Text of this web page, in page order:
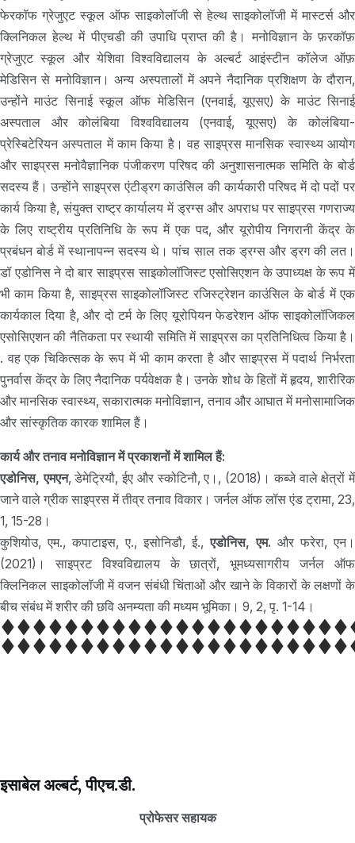
फेरकॉफ ग्रेजुएट स्कूल ऑफ साइकोलॉजी से हेल्थ साइकोलॉजी में मास्टर्स और
क्लिनिकल हेल्थ में पीएचडी की उपाधि प्राप्त की है। मनोविज्ञान के फ़रकॉफ़
ग्रेजुएट स्कूल और येशिवा विश्वविद्यालय के अल्बर्ट आइंस्टीन कॉलेज ऑफ़
मेडिसिन से मनोविज्ञान। अन्य अस्पतालों में अपने नैदानिक प्रशिक्षण के दौरान,
उन्होंने माउंट सिनाई स्कूल ऑफ मेडिसिन (एनवाई, यूएसए) के माउंट सिनाई
अस्पताल और कोलंबिया विश्वविद्यालय (एनवाई, यूएसए) के कोलंबिया-
प्रेस्बिटेरियन अस्पताल में काम किया है। वह साइप्रस मानसिक स्वास्थ्य आयोग
और साइप्रस मनोवैज्ञानिक पंजीकरण परिषद की अनुशासनात्मक समिति के बोर्ड
सदस्य हैं। उन्होंने साइप्रस एंटीड्रग काउंसिल की कार्यकारी परिषद में दो पदों पर
कार्य किया है, संयुक्त राष्ट्र कार्यालय में ड्रग्स और अपराध पर साइप्रस गणराज्य
के लिए राष्ट्रीय प्रतिनिधि के रूप में एक पद, और यूरोपीय निगरानी केंद्र के
प्रबंधन बोर्ड में स्थानापन्न सदस्य थे। पांच साल तक ड्रग्स और ड्रग की लत।
डॉ एडोनिस ने दो बार साइप्रस साइकोलॉजिस्ट एसोसिएशन के उपाध्यक्ष के रूप में
भी काम किया है, साइप्रस साइकोलॉजिस्ट रजिस्ट्रेशन काउंसिल के बोर्ड में एक
कार्यकाल दिया है, और दो टर्म के लिए यूरोपियन फेडरेशन ऑफ साइकोलॉजिकल
एसोसिएशन की नैतिकता पर स्थायी समिति में साइप्रस का प्रतिनिधित्व किया है।
. वह एक चिकित्सक के रूप में भी काम करता है और साइप्रस में पदार्थ निर्भरता
पुनर्वास केंद्र के लिए नैदानिक पर्यवेक्षक है। उनके शोध के हितों में हृदय, शारीरिक
और मानसिक स्वास्थ्य, सकारात्मक मनोविज्ञान, तनाव और आघात में मनोसामाजिक
और सांस्कृतिक कारक शामिल हैं।
कार्य और तनाव मनोविज्ञान में प्रकाशनों में शामिल हैं:
एडोनिस, एमएन, डेमेट्रियौ, ईए और स्कोटिनौ, ए।, (2018)। कब्जे वाले क्षेत्रों में
जाने वाले ग्रीक साइप्रस में तीव्र तनाव विकार। जर्नल ऑफ लॉस एंड ट्रामा, 23,
1, 15-28।
कुशियोउ, एम., कपाटाइस, ए., इसोनिडौ, ई.,एडोनिस, एम. और फरेरा, एन।
(2021)। साइप्रट विश्वविद्यालय के छात्रों, भूमध्यसागरीय जर्नल ऑफ
क्लिनिकल साइकोलॉजी में वजन संबंधी चिंताओं और खाने के विकारों के लक्षणों के
बीच संबंध में शरीर की छवि अनम्यता की मध्यम भूमिका। 9, 2, पृ. 1-14।
इसाबेल अल्बर्ट, पीएच.डी.
प्रोफेसर सहायक